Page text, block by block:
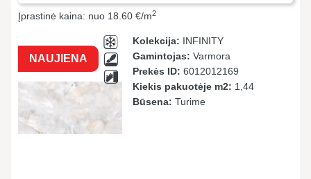
Įprastinė kaina: nuo 18.60 €/m2
NAUJIENA
Kolekcija: INFINITY
Gamintojas: Varmora
Prekės ID: 6012012169
Kiekis pakuotėje m2: 1,44
Būsena: Turime